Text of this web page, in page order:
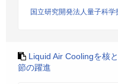
国立研究開発法人量子科
Liquid Air Coolingを核
節の躍進